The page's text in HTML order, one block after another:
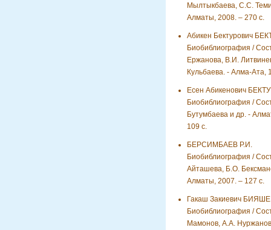
Мылтыкбаева, С.С.
Алматы, 2008. – 270 с.
Абикен Бектурович
Биобиблиография /
Ержанова, В.И.
Кульбаева. - Алма-Ата,
Есен Абикенович
Биобиблиография /
Бутумбаева и др. -
109 с.
БЕРСИМБАЕВ Р.И.
Биобиблиография /
Айташева, Б.О.
Алматы, 2007. – 127 с.
Гакаш Закиевич
Биобиблиография /
Мамонов, А.А.